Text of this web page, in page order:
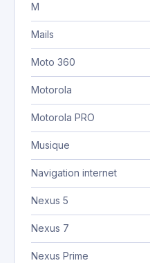
M
Mails
Moto 360
Motorola
Motorola PRO
Musique
Navigation internet
Nexus 5
Nexus 7
Nexus Prime